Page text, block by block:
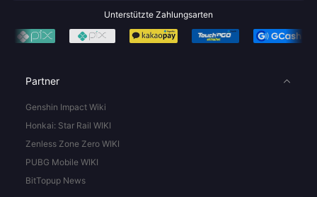
Unterstützte Zahlungsarten
Partner
Genshin Impact Wiki
Honkai: Star Rail WIKI
Zenless Zone Zero WIKI
PUBG Mobile WIKI
BitTopup News